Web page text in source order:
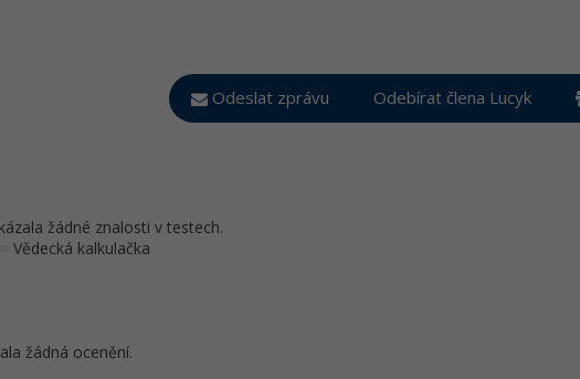
Odeslat zprávu Odebírat člena Lucyk
žádné znalosti v testech.
Vědecká kalkulačka
žádná ocenění.